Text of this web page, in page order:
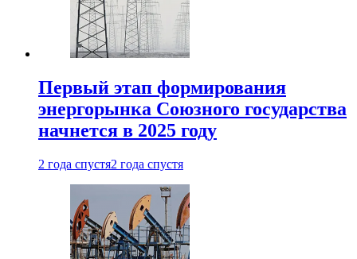
Первый этап формирования
энергорынка Союзного государства
начнется в 2025 году
2 года спустя2 года спустя